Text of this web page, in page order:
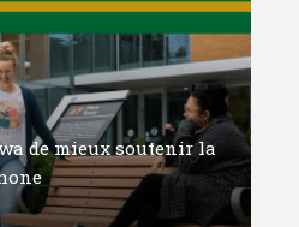
de mieux soutenir la